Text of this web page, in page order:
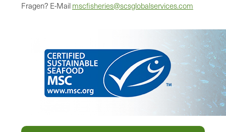
Fragen? E-Mail mscfisheries@scsglobalservices.com